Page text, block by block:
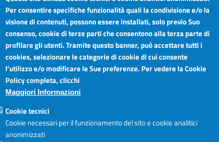
Camera di Commercio Industria Artigianato e
Agricoltura del Sud Est Sicilia
Sede legale: Via Cappuccini, 2 - Catania
Sede territoriale: Piazza della Libertà - Ragusa
Sede territoriale: Via Duca degli Abruzzi, 4 - Siracusa
Posta elettronica certificata: ctrgsr
pec.ctrgsr.camcom.it
Sito:www.ctrgsr.camcom.gov.it
Codice di fatturazione elettronica:
Orari sportelli:
Dal Lunedì al Venerdì ore
8.30 - 12.00
Martedì anche 15.45 - 17.45
Per consentire specifiche funzionalità quali la condivisione e/o la
visione di contenuti, possono essere installati, solo previo Suo
consenso, cookie di terze parti che consentono alla terza parte di
profilare gli utenti. Tramite questo banner, può accettare tutti i
cookies, selezionare le categorie di cookie di cui consente
l’utilizzo e/o modificare le Sue preferenze. Per vedere la Cookie
Policy completa, clicchi
Maggiori Informazioni
Cookie tecnici
Cookie necessari per il funzionamento del sito e cookie analitici
anonimizzati